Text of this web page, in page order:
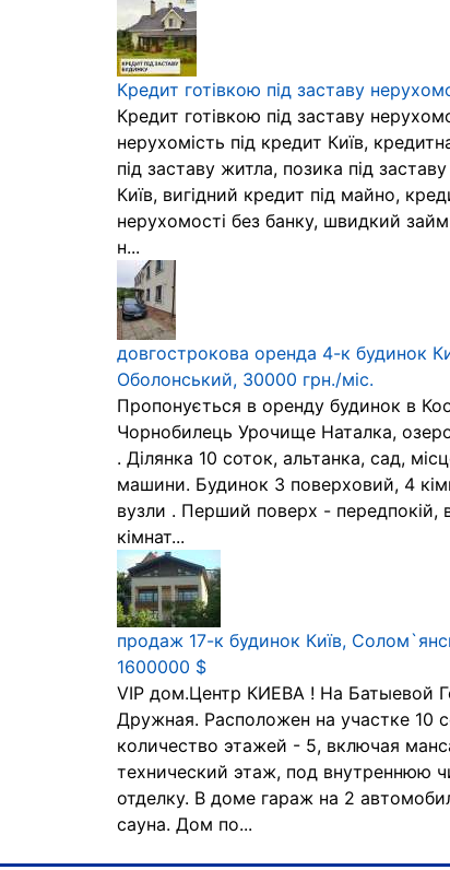
Кредит готівкою під заставу
Кредит готівкою під заставу
нерухомість під кредит Київ,
під заставу житла, позика під
Київ, вигідний кредит під майно,
нерухомості без банку, швидкий займ
н...
довгострокова оренда 4-к будинок
Оболонський, 30000 грн./міс.
Пропонується в оренду будинок в
Чорнобилець Урочище Наталка, озеро
. Ділянка 10 соток, альтанка, сад,
машини. Будинок 3 поверховий, 4
вузли . Перший поверх - передпокій,
кімнат...
продаж 17-к будинок Київ,
1600000 $
VIP дом.Центр КИЕВА ! На Батыевой
Дружная. Расположен на участке 10
количество этажей - 5, включая
технический этаж, под внутреннюю
отделку. В доме гараж на 2
сауна. Дом по...